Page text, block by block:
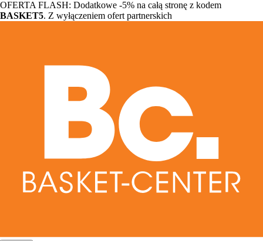
OFERTA FLASH: Dodatkowe -5% na całą stronę z kodem
BASKET5. Z wyłączeniem ofert partnerskich